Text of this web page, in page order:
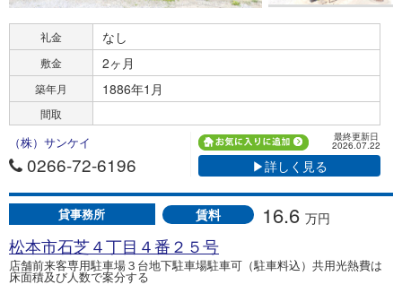
礼金 なし
敷金 2ヶ月
築年月 1886年1月
間取
（株）サンケイ
0266-72-6196
最終更新日
2026.07.22
▶詳しく見る
貸事務所 賃料 16.6 万円
松本市石芝４丁目４番２５号
店舗前来客専用駐車場３台地下駐車場駐車可（駐車料込）共用光熱費は
床面積及び人数で案分する